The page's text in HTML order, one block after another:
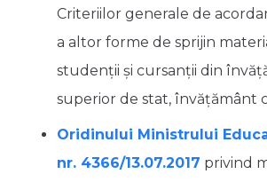
Criteriilor generale de
a altor forme de sprijin
studenţii şi cursanţii din
superior de stat, învăţământ
Oridinului Ministrului
nr. 4366/13.07.2017 privind